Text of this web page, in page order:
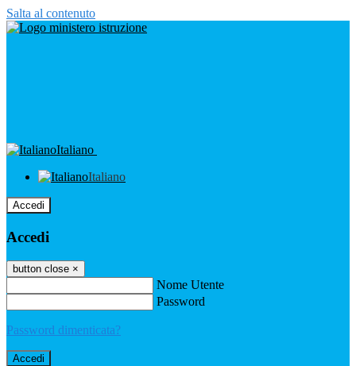
Salta al contenuto
Italiano
Italiano
Accedi
Accedi
button close ×
Nome Utente
Password
Password dimenticata?